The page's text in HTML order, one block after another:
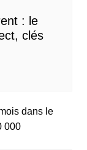
: le
clés